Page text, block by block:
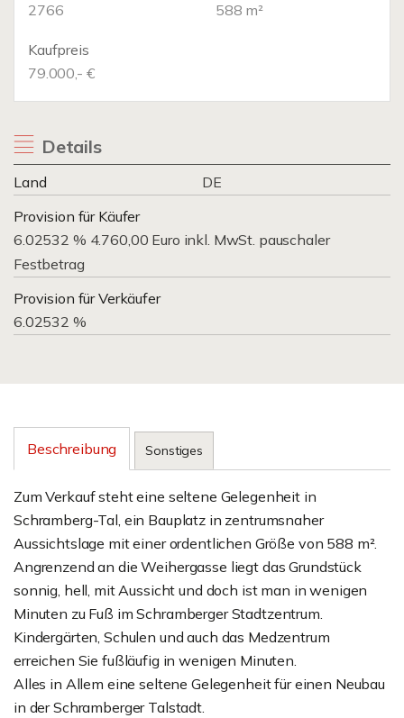
2766
588 m²
Kaufpreis
79.000,- €
Details
Land
DE
Provision für Käufer
6.02532 % 4.760,00 Euro inkl. MwSt. pauschaler
Festbetrag
Provision für Verkäufer
6.02532 %
Beschreibung Sonstiges
Zum Verkauf steht eine seltene Gelegenheit in
Schramberg-Tal, ein Bauplatz in zentrumsnaher
Aussichtslage mit einer ordentlichen Größe von 588 m².
Angrenzend an die Weihergasse liegt das Grundstück
sonnig, hell, mit Aussicht und doch ist man in wenigen
Minuten zu Fuß im Schramberger Stadtzentrum.
Kindergärten, Schulen und auch das Medzentrum
erreichen Sie fußläufig in wenigen Minuten.
Alles in Allem eine seltene Gelegenheit für einen Neubau
in der Schramberger Talstadt.